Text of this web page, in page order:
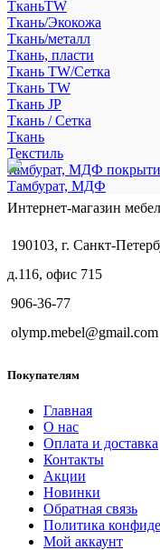
ТканьTW
Ткань/Экокожа
Ткань/металл
Ткань, пласти
Ткань TW/Сетка
Ткань TW
Ткань JP
Ткань / Сетка
Ткань
Текстиль
тамбурат, МДФ
Тамбурат, МДФ
Интернет-магазин
190103, г. Санкт-
д.116, офис 715
906-36-77
olymp.mebel@gmail.com
Покупателям
Главная
О нас
Оплата и доставка
Контакты
Акции
Новинки
Обратная связь
Политика
Мой аккаунт